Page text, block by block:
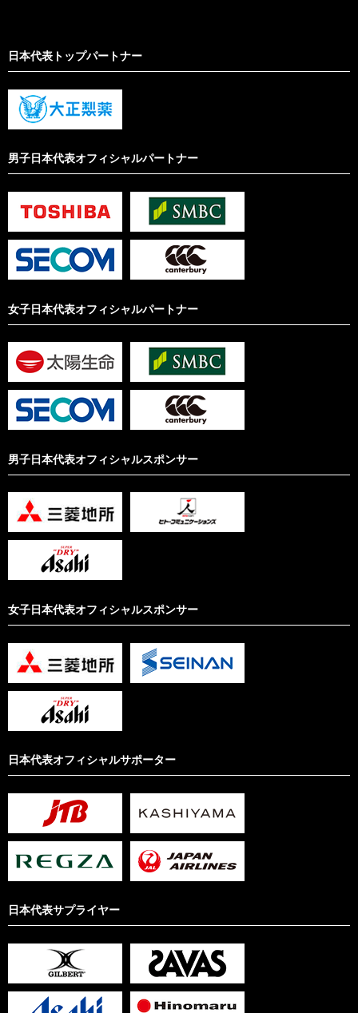
日本代表トップパートナー
男子日本代表オフィシャルパートナー
女子日本代表オフィシャルパートナー
男子日本代表オフィシャルスポンサー
女子日本代表オフィシャルスポンサー
日本代表オフィシャルサポーター
日本代表サプライヤー